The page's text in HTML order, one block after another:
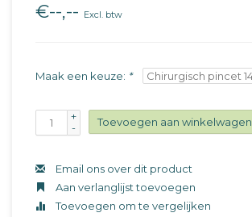
€--,-- Excl. btw
Maak een keuze: *
+
-
Toevoegen aan winkelwagen
Email ons over dit product
Aan verlanglijst toevoegen
Toevoegen om te vergelijken